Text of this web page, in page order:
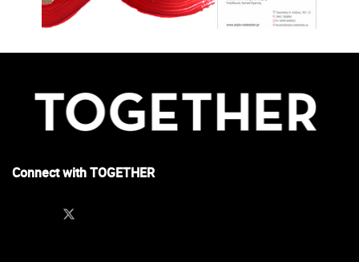
Connect with TOGETHER